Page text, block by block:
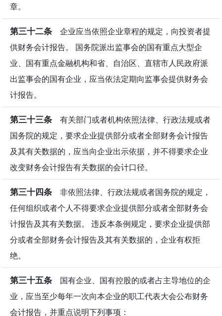
章。
第三十二条 企业应当依照企业章程的规定，向投资者提
供财务会计报告。 国务院派出监事会的国有重点大型企
业、国有重点金融机构和省、自治区、直辖市人民政府派
出监事会的国有企业，应当依法定期向监事会提供财务会
计报告。
第三十三条 有关部门或者机构依照法律、行政法规或者
国务院的规定，要求企业提供部分或者全部财务会计报告
及其有关数据的，应当向企业出示依据，并不得要求企业
改变财务会计报告有关数据的会计口径。
第三十四条 非依照法律、行政法规或者国务院的规定，
任何组织或者个人不得要求企业提供部分或者全部财务会
计报告及其有关数据。 违反本条例规定，要求企业提供部
分或者全部财务会计报告及其有关数据的，企业有权拒
绝。
第三十五条 国有企业、国有控股的或者占主导地位的企
业，应当至少每年一次向本企业的职工代表大会公布财务
会计报告，并重点说明下列事项：